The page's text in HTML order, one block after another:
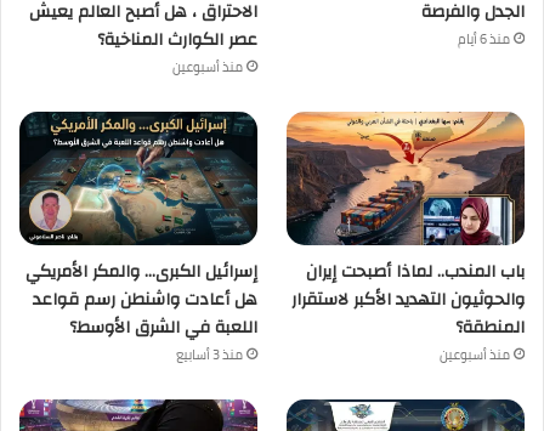
الجدل والفرصة
منذ 6 أيام
الاحتراق ، هل أصبح العالم يعيش
عصر الكوارث المناخية؟
منذ أسبوعين
باب المندب.. لماذا أصبحت إيران
والحوثيون التهديد الأكبر لاستقرار
المنطقة؟
منذ أسبوعين
إسرائيل الكبرى… والمكر الأمريكي
هل أعادت واشنطن رسم قواعد
اللعبة في الشرق الأوسط؟
منذ 3 أسابيع